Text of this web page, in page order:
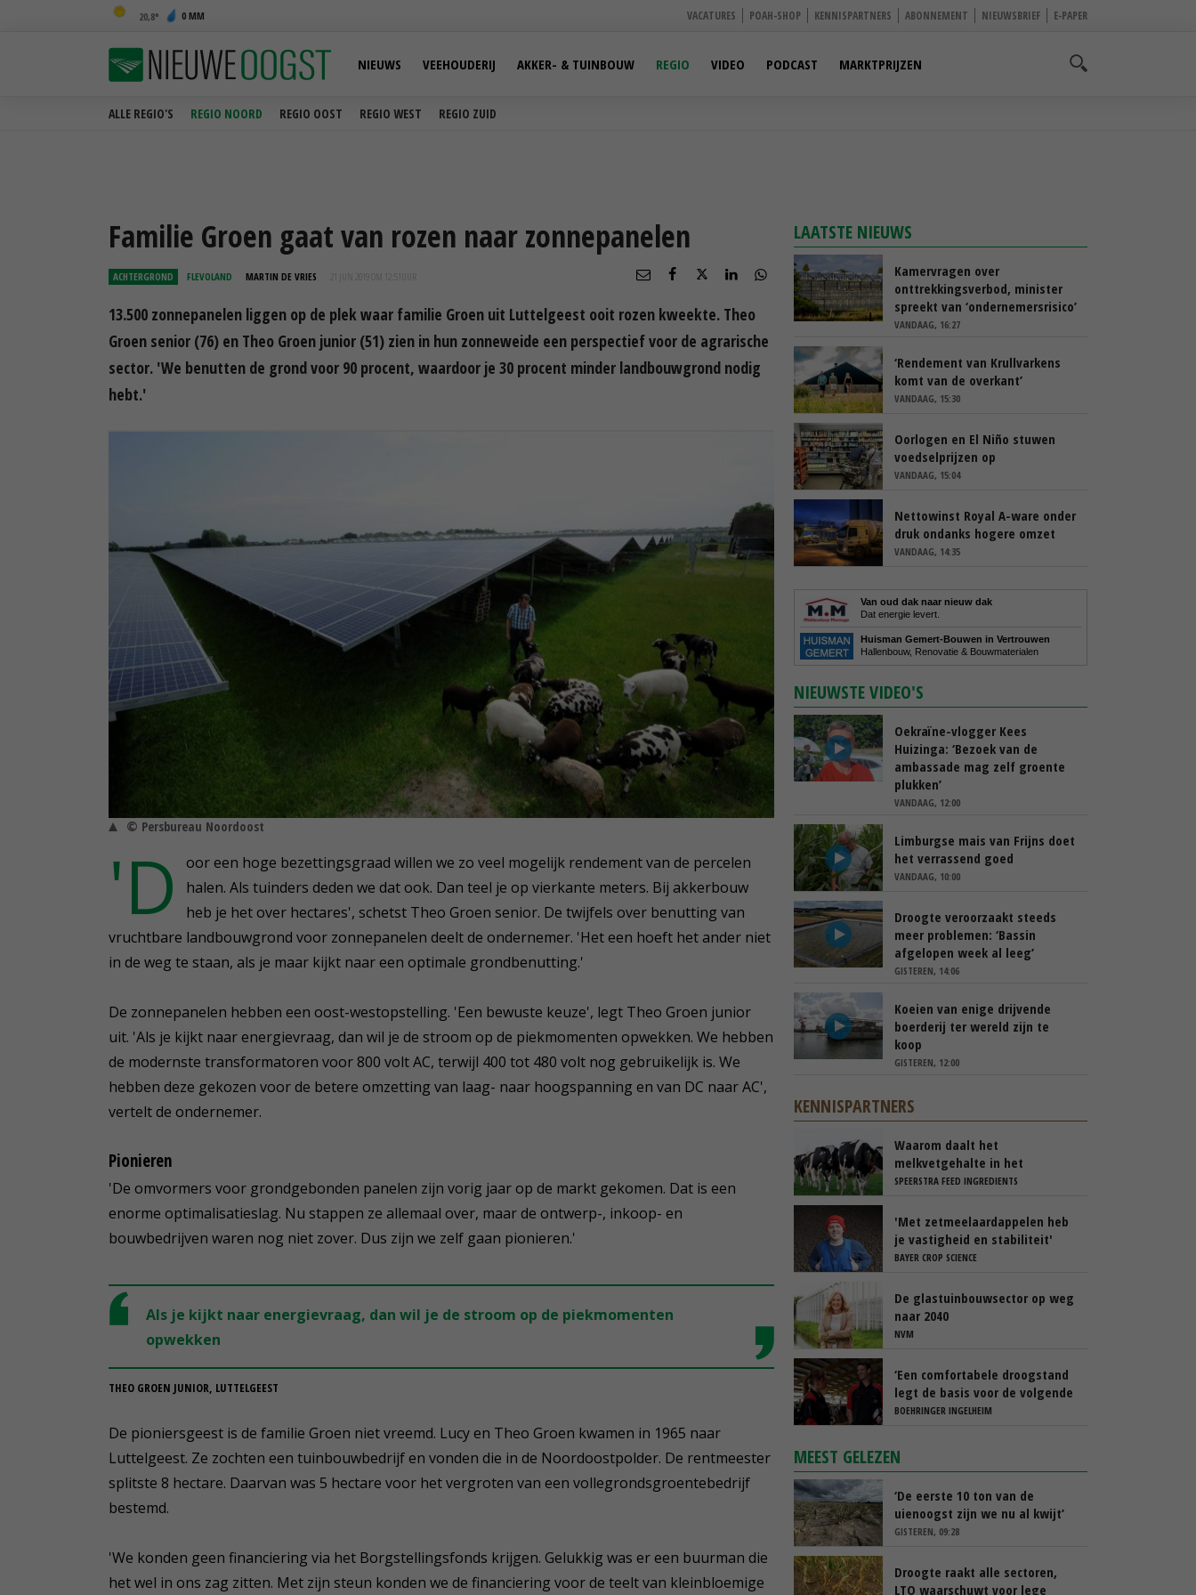
20,8 0 MM VACATURES POAH-SHOP KENNISPARTNERS ABONNEMENT NIEUWSBRIEF E-PAPER
ALLE REGIO'S REGIO NOORD REGIO OOST REGIO WEST REGIO ZUID
NIEUWS VEEHOUDERIJ AKKER- & TUINBOUW REGIO VIDEO PODCAST MARKTPRIJZEN
Familie Groen gaat van rozen naar zonnepanelen
ACHTERGROND FLEVOLAND MARTIN DE VRIES 21 JUN 2019 OM 12:51
13.500 zonnepanelen liggen op de plek waar familie Groen uit Luttelgeest ooit rozen kweekte. Theo
Groen senior (76) en Theo Groen junior (51) zien in hun zonneweide een perspectief voor de agrarische
sector. 'We benutten de grond voor 90 procent, waardoor je 30 procent minder landbouwgrond nodig
hebt.'
© Persbureau Noordoost
'D
oor een hoge bezettingsgraad willen we zo veel mogelijk rendement van de percelen
halen. Als tuinders deden we dat ook. Dan teel je op vierkante meters. Bij akkerbouw
heb je het over hectares', schetst Theo Groen senior. De twijfels over benutting van
vruchtbare landbouwgrond voor zonnepanelen deelt de ondernemer. 'Het een hoeft het ander niet
in de weg te staan, als je maar kijkt naar een optimale grondbenutting.'
De zonnepanelen hebben een oost-westopstelling. 'Een bewuste keuze', legt Theo Groen junior
uit. 'Als je kijkt naar energievraag, dan wil je de stroom op de piekmomenten opwekken. We hebben
de modernste transformatoren voor 800 volt AC, terwijl 400 tot 480 volt nog gebruikelijk is. We
hebben deze gekozen voor de betere omzetting van laag- naar hoogspanning en van DC naar AC',
vertelt de ondernemer.
Pionieren
'De omvormers voor grondgebonden panelen zijn vorig jaar op de markt gekomen. Dat is een
enorme optimalisatieslag. Nu stappen ze allemaal over, maar de ontwerp-, inkoop- en
bouwbedrijven waren nog niet zover. Dus zijn we zelf gaan pionieren.'
Als je kijkt naar energievraag, dan wil je de stroom op de piekmomenten
opwekken
THEO GROEN JUNIOR, LUTTELGEEST
De pioniersgeest is de familie Groen niet vreemd. Lucy en Theo Groen kwamen in 1965 naar
Luttelgeest. Ze zochten een tuinbouwbedrijf en vonden die in de Noordoostpolder. De rentmeester
splitste 8 hectare. Daarvan was 5 hectare voor het vergroten van een vollegrondsgroentebedrijf
bestemd.
'We konden geen financiering via het Borgstellingsfonds krijgen. Gelukkig was er een buurman die
het wel in ons zag zitten. Met zijn steun konden we de financiering voor de teelt van kleinbloemige
LAATSTE NIEUWS
Kamervragen over
onttrekkingsverbod, minister
spreekt van ‘ondernemersrisico’
VANDAAG, 16:27
‘Rendement van Krullvarkens
komt van de overkant’
VANDAAG, 15:30
Oorlogen en El Niño stuwen
voedselprijzen op
VANDAAG, 15:04
Nettowinst Royal A-ware onder
druk ondanks hogere omzet
VANDAAG, 14:35
Van oud dak naar nieuw dak
Dat energie levert.
Huisman Gemert-Bouwen in Vertrouwen
Hallenbouw, Renovatie & Bouwmaterialen
NIEUWSTE VIDEO'S
Oekraïne-vlogger Kees
Huizinga: ‘Bezoek van de
ambassade mag zelf groente
plukken’
VANDAAG, 12:00
Limburgse mais van Frijns doet
het verrassend goed
VANDAAG, 10:00
Droogte veroorzaakt steeds
meer problemen: ‘Bassin
afgelopen week al leeg’
GISTEREN, 14:06
Koeien van enige drijvende
boerderij ter wereld zijn te
koop
GISTEREN, 12:00
KENNISPARTNERS
Waarom daalt het
melkvetgehalte in het
voorjaar?
SPEERSTRA FEED INGREDIENTS
'Met zetmeelaardappelen heb
je vastigheid en stabiliteit'
BAYER CROP SCIENCE
De glastuinbouwsector op weg
naar 2040
NVM
‘Een comfortabele droogstand
legt de basis voor de volgende
lactatie’
BOEHRINGER INGELHEIM
MEEST GELEZEN
‘De eerste 10 ton van de
uienoogst zijn we nu al kwijt’
GISTEREN, 09:28
Droogte raakt alle sectoren,
LTO waarschuwt voor lege